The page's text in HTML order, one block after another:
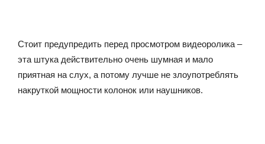
Стоит предупредить перед просмотром видеоролика –
эта штука действительно очень шумная и мало
приятная на слух, а потому лучше не злоупотреблять
накруткой мощности колонок или наушников.